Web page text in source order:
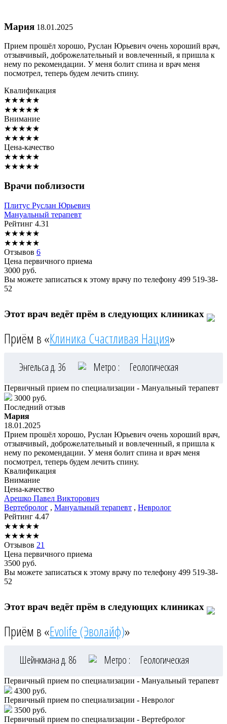
Мария 18.01.2025
Прием прошёл хорошо, Руслан Юрьевич очень хороший врач,
отзывчивый, доброжелательный и вовлеченный, я пришла к
нему по рекомендации. У меня болит спина и врач меня
посмотрел, теперь будем лечить спину.
Квалификация
★★★★★
★★★★★
Внимание
★★★★★
★★★★★
Цена-качество
★★★★★
★★★★★
Врачи поблизости
Плитус Руслан Юрьевич
Мануальный терапевт
Рейтинг 4.31
★★★★★
★★★★★
Отзывов 6
Цена первичного приема
3000 руб.
Вы можете записаться к этому врачу по телефону 499 519-38-
52
Этот врач ведёт прём в следующих клиниках
Приём в «Клиника Счастливая Нация»
Энгельса д. 36 Метро : Геологическая
Первичный прием по специализации - Мануальный терапевт
3000 руб.
Последний отзыв
Мария
18.01.2025
Прием прошёл хорошо, Руслан Юрьевич очень хороший врач,
отзывчивый, доброжелательный и вовлеченный, я пришла к
нему по рекомендации. У меня болит спина и врач меня
посмотрел, теперь будем лечить спину.
Квалификация
Внимание
Цена-качество
Арешко Павел Викторович
Вертебролог , Мануальный терапевт , Невролог
Рейтинг 4.47
★★★★★
★★★★★
Отзывов 21
Цена первичного приема
3500 руб.
Вы можете записаться к этому врачу по телефону 499 519-38-
52
Этот врач ведёт прём в следующих клиниках
Приём в «Evolife (Эволайф)»
Шейнкмана д. 86 Метро : Геологическая
Первичный прием по специализации - Мануальный терапевт
4300 руб.
Первичный прием по специализации - Невролог
3500 руб.
Первичный прием по специализации - Вертебролог